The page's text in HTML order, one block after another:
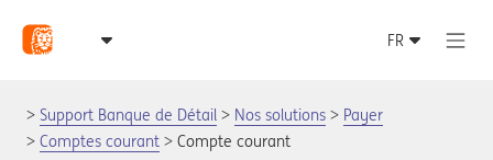
Support Banque de Détail Nos solutions
Payer
Comptes courant
Compte courant